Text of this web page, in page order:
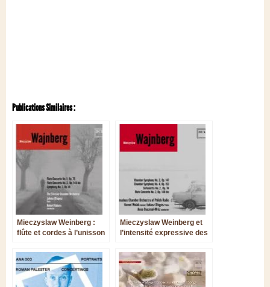
Publications Similaires :
Mieczyslaw Weinberg :
flûte et cordes à l’unisson
Mieczyslaw Weinberg et
l’intensité expressive des